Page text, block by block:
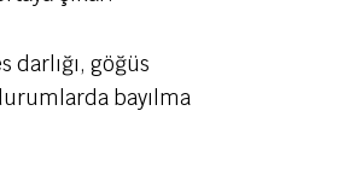
darlığı, göğüs
bayılma